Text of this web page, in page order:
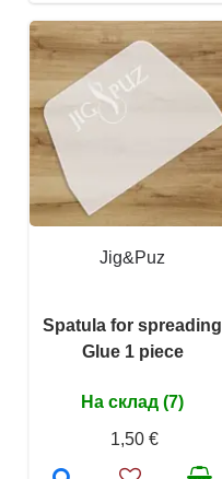
Jig&Puz
Spatula for spreading
Glue 1 piece
На склад (7)
1,50 €